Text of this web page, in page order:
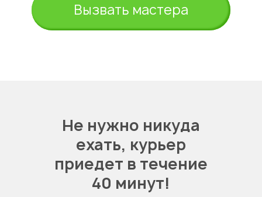
Вызвать мастера
Не нужно никуда
ехать, курьер
приедет в течение
40 минут!